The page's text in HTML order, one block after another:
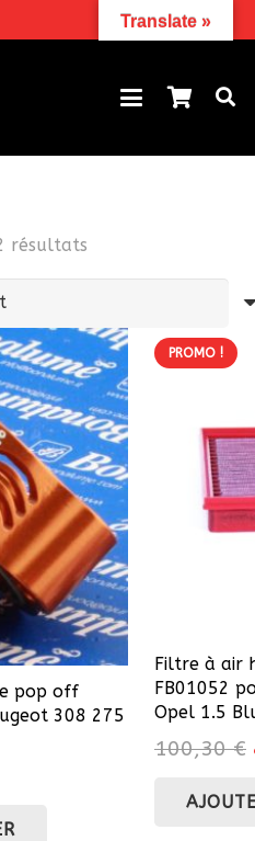
résultats
par
décroissant
pop off
308 275
PROMO !
Filtre à air
FB01052
Opel 1.5
100,30€
Translate »